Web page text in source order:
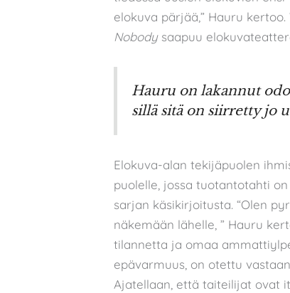
elokuva pärjää,” Hauru
Nobody saapuu
Hauru on lakannut
sillä sitä on siirretty jo
Elokuva-alan tekijäpuolen
puolelle, jossa tuotantotahti
sarjan käsikirjoitusta. “Olen
näkemään lähelle, ” Hauru
tilannetta ja omaa
epävarmuus, on otettu
Ajatellaan, että taiteilijat ovat